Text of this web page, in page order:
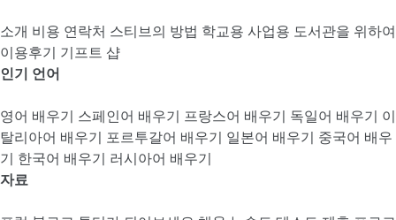
소개 비용 연락처 스티브의 방법 학교용 사업용 도서관을 위하여
이용후기 기프트 샵
인기 언어
영어 배우기 스페인어 배우기 프랑스어 배우기 독일어 배우기 이
탈리아어 배우기 포르투갈어 배우기 일본어 배우기 중국어 배우
기 한국어 배우기 러시아어 배우기
자료